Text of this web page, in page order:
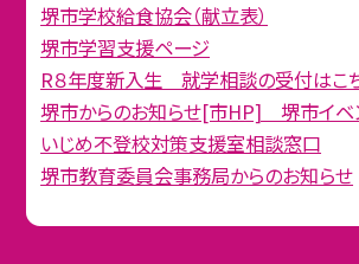
堺市学校給食協会（献立表）
堺市学習支援ページ
R８年度新入生 就学相談の受付はこ
堺市からのお知らせ[市HP] 堺市イベ
いじめ不登校対策支援室相談窓口
堺市教育委員会事務局からのお知らせ